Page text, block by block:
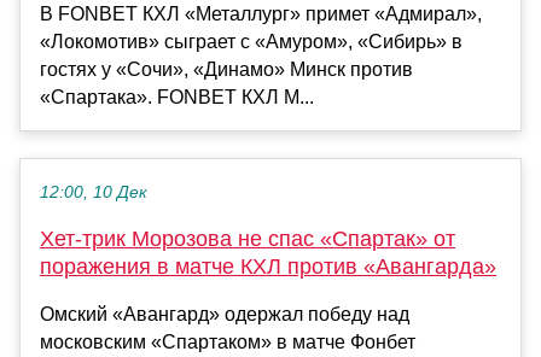
В FONBET КХЛ «Металлург» примет «Адмирал»,
«Локомотив» сыграет с «Амуром», «Сибирь» в
гостях у «Сочи», «Динамо» Минск против
«Спартака». FONBET КХЛ М...
12:00, 10 Дек
Хет‑трик Морозова не спас «Спартак» от
поражения в матче КХЛ против «Авангарда»
Омский «Авангард» одержал победу над
московским «Спартаком» в матче Фонбет